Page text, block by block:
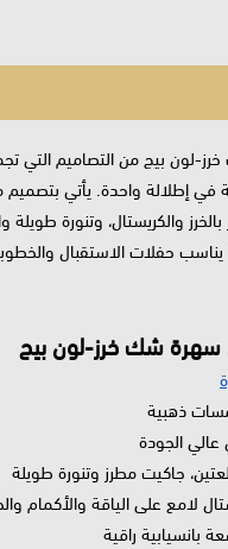
لون بيج من التصاميم التي
في إطلالة واحدة. يأتي
والكريستال، وتنورة
يناسب حفلات الاستقبال
شك خرز-لون بيج
ذهبية
الجودة
جاكيت مطرز وتنورة طويلة
لامع على الياقة والأكمام
بانسيابية راقية